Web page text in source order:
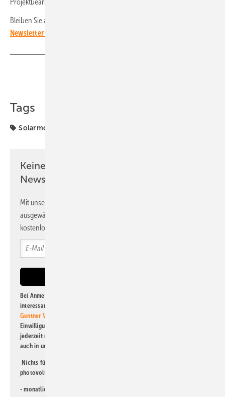
Bleiben Sie auf dem Laufenden:
Newsletter an!
Tags
Solarmodule
Keine Zeit? Kein Problem mit dem PV
Newsletter!
Mit unserem Newsletter erhalten Sie regelmäßig von uns
ausgewählte Informationen und Neuigkeiten, gebündelt und
kostenlos direkt ins Postfach.
Bei Anmeldung zu diesem Newsletter bin ich damit einverstanden, über
interessante Verlags- und Online-Angebote
Gentner Verlag GmbH & Co. KG
Einwilligung kann ich jederzeit widerrufen und eine Abmeldung ist
jederzeit möglich. Informationen zum Umgang mit Daten finden Sie
auch in unserer
Nichts für Sie dabei? Dann lesen Sie doch einen unserer weiteren
photovoltaik-Newsletter!
- monatlicher